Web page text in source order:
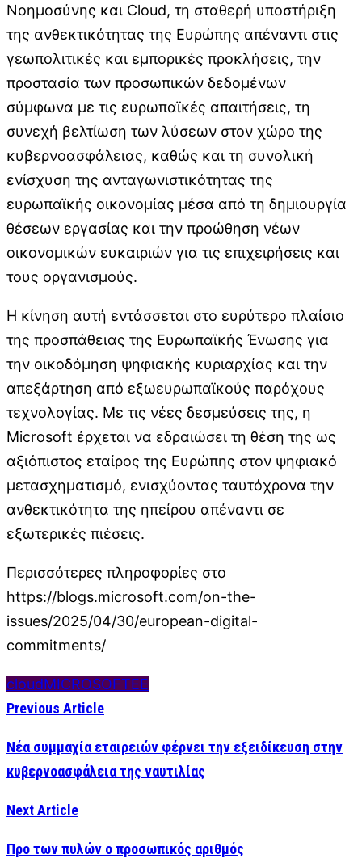
Νοημοσύνης και Cloud, τη σταθερή υποστήριξη
της ανθεκτικότητας της Ευρώπης απέναντι στις
γεωπολιτικές και εμπορικές προκλήσεις, την
προστασία των προσωπικών δεδομένων
σύμφωνα με τις ευρωπαϊκές απαιτήσεις, τη
συνεχή βελτίωση των λύσεων στον χώρο της
κυβερνοασφάλειας, καθώς και τη συνολική
ενίσχυση της ανταγωνιστικότητας της
ευρωπαϊκής οικονομίας μέσα από τη δημιουργία
θέσεων εργασίας και την προώθηση νέων
οικονομικών ευκαιριών για τις επιχειρήσεις και
τους οργανισμούς.
Η κίνηση αυτή εντάσσεται στο ευρύτερο πλαίσιο
της προσπάθειας της Ευρωπαϊκής Ένωσης για
την οικοδόμηση ψηφιακής κυριαρχίας και την
απεξάρτηση από εξωευρωπαϊκούς παρόχους
τεχνολογίας. Με τις νέες δεσμεύσεις της, η
Microsoft έρχεται να εδραιώσει τη θέση της ως
αξιόπιστος εταίρος της Ευρώπης στον ψηφιακό
μετασχηματισμό, ενισχύοντας ταυτόχρονα την
ανθεκτικότητα της ηπείρου απέναντι σε
εξωτερικές πιέσεις.
Περισσότερες πληροφορίες στο
https://blogs.microsoft.com/on-the-
issues/2025/04/30/european-digital-
commitments/
cloudMICROSOFTΕΕ
Previous Article
Νέα συμμαχία εταιρειών φέρνει την εξειδίκευση στην
κυβερνοασφάλεια της ναυτιλίας
Next Article
Προ των πυλών ο προσωπικός αριθμός